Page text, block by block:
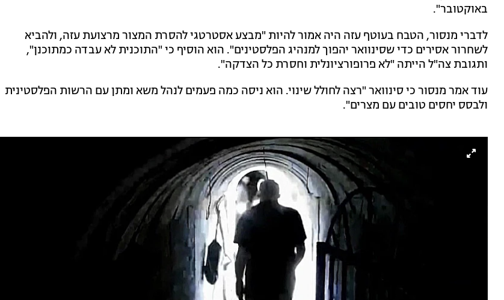
באוקטובר".
לדברי מנסור, הטבח בעוטף עזה היה אמור להיות "מבצע אסטרטגי להסרת המצור מרצועת עזה, ולהביא
לשחרור אסירים כדי שסינוואר יהפוך למנהיג הפלסטינים". הוא הוסיף כי "התוכנית לא עבדה כמתוכנן",
ותגובת צה"ל הייתה "לא פרופורציונלית וחסרת כל הצדקה".
עוד אמר מנסור כי סינוואר "רצה לחולל שינוי. הוא ניסה כמה פעמים לנהל משא ומתן עם הרשות הפלסטינית
ולבסס יחסים טובים עם מצרים".